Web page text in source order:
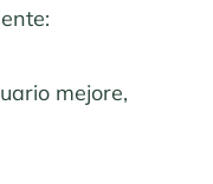
mejore,